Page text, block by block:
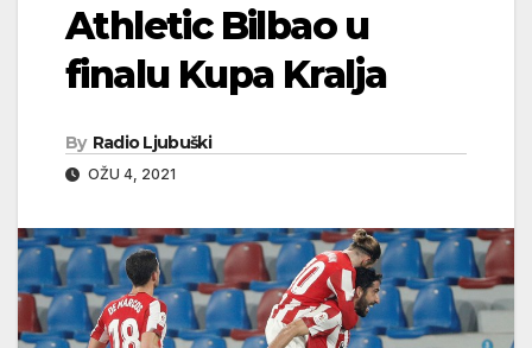
Athletic Bilbao u
finalu Kupa Kralja
By Radio Ljubuški
OŽU 4, 2021